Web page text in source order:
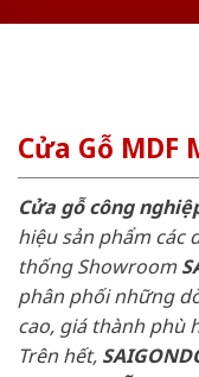
Cửa Gỗ MDF
Cửa gỗ công
hiệu sản phẩm các
thống Showroom
phân phối những
cao, giá thành phù
Trên hết,